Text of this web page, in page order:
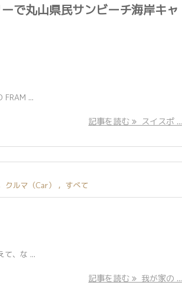
で丸山県民サンビーチ海岸キャ
FRAM ...
記事を読む スイスポ ...
クルマ（Car） , すべて
て、な ...
記事を読む 我が家の ...